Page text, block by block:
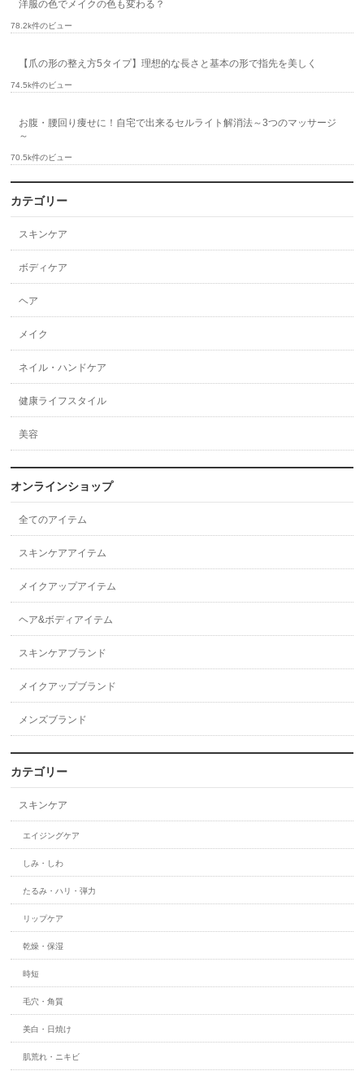
洋服の色でメイクの色も変わる？
78.2k件のビュー
【爪の形の整え方5タイプ】理想的な長さと基本の形で指先を美しく
74.5k件のビュー
お腹・腰回り痩せに！自宅で出来るセルライト解消法～3つのマッサージ
～
70.5k件のビュー
カテゴリー
スキンケア
ボディケア
ヘア
メイク
ネイル・ハンドケア
健康ライフスタイル
美容
オンラインショップ
全てのアイテム
スキンケアアイテム
メイクアップアイテム
ヘア&ボディアイテム
スキンケアブランド
メイクアップブランド
メンズブランド
カテゴリー
スキンケア
エイジングケア
しみ・しわ
たるみ・ハリ・弾力
リップケア
乾燥・保湿
時短
毛穴・角質
美白・日焼け
肌荒れ・ニキビ